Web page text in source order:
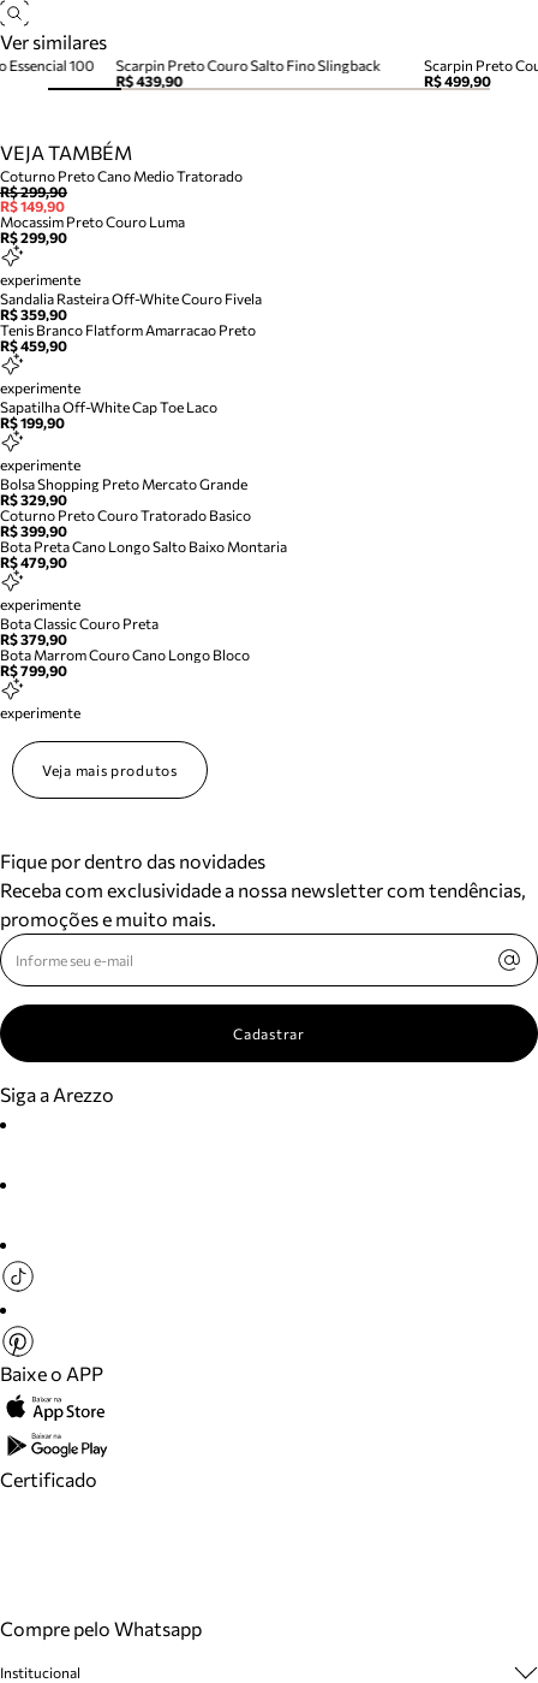
Ver similares
Scarpin Preto Couro Salto Fino Slingback
R$ 439,90
Scarpin Preto
R$ 499,90
Essencial 100
VEJA TAMBÉM
Coturno Preto Cano Medio Tratorado
R$ 299,90
R$ 149,90
Mocassim Preto Couro Luma
R$ 299,90
experimente
Sandalia Rasteira Off-White Couro Fivela
R$ 359,90
Tenis Branco Flatform Amarracao Preto
R$ 459,90
experimente
Sapatilha Off-White Cap Toe Laco
R$ 199,90
experimente
Bolsa Shopping Preto Mercato Grande
R$ 329,90
Coturno Preto Couro Tratorado Basico
R$ 399,90
Bota Preta Cano Longo Salto Baixo Montaria
R$ 479,90
experimente
Bota Classic Couro Preta
R$ 379,90
Bota Marrom Couro Cano Longo Bloco
R$ 799,90
experimente
Veja mais produtos
Fique por dentro das novidades
Receba com exclusividade a nossa newsletter com tendências,
promoções e muito mais.
Cadastrar
Siga a Arezzo
Baixe o APP
Certificado
Compre pelo Whatsapp
Institucional